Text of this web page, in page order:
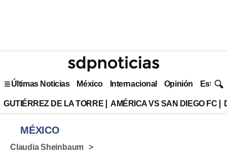
Últimas Noticias México Internacional Opinión Estilo
GUTIÉRREZ DE LA TORRE AMÉRICA VS SAN DIEGO FC
MÉXICO
Claudia Sheinbaum